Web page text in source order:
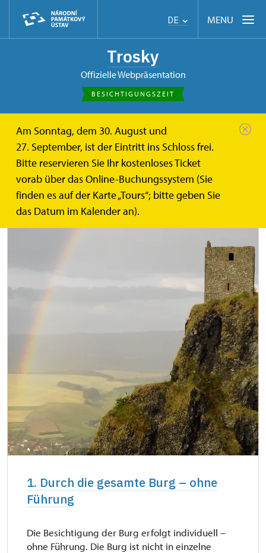
DE MENU
Trosky
offizielle Webpräsentation
BESICHTIGUNGSZEIT
Am Sonntag, dem 30. August und
27. September, ist der Eintritt ins Schloss frei.
Bitte reservieren Sie Ihr kostenloses Ticket
vorab über das Online-Buchungssystem (Sie
finden es auf der Karte „Tours“; bitte geben Sie
das Datum im Kalender an).
de Besucherinformationen Führungen
Führungen
1. Durch die gesamte Burg – ohne
Führung
Die Besichtigung der Burg erfolgt individuell –
ohne Führung. Die Burg ist nicht in einzelne